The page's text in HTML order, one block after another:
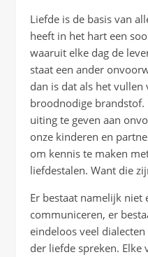
Liefde is de basis van
heeft in het hart een
waaruit elke dag de
staat een ander
dan is dat als het vullen
broodnodige
uiting te geven aan
onze kinderen en
om kennis te maken
liefdestalen. Want die
Er bestaat namelijk niet
communiceren, er
eindeloos veel
der liefde spreken. Elke